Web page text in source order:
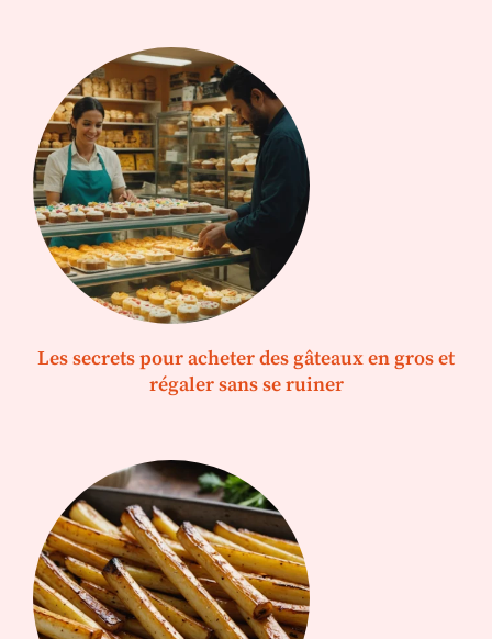
Les secrets pour acheter des gâteaux en gros et
régaler sans se ruiner